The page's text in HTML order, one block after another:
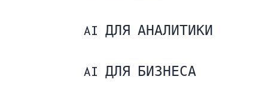
AI ДЛЯ АНАЛИТИКИ
AI ДЛЯ БИЗНЕСА